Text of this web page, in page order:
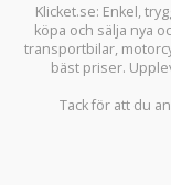
Klicket.se: Enkel,
köpa och sälja nya
transportbilar,
bäst priser.
Tack för att du